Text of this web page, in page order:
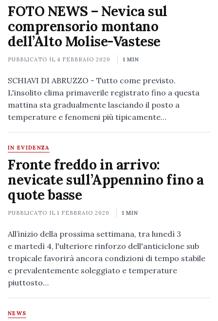
FOTO NEWS – Nevica sul
comprensorio montano
dell’Alto Molise-Vastese
PUBBLICATO IL4 FEBBRAIO 2020 1 MIN
SCHIAVI DI ABRUZZO - Tutto come previsto.
L'insolito clima primaverile registrato fino a questa
mattina sta gradualmente lasciando il posto a
temperature e fenomeni più tipicamente…
IN EVIDENZA
Fronte freddo in arrivo:
nevicate sull’Appennino fino a
quote basse
PUBBLICATO IL1 FEBBRAIO 2020 1 MIN
All’inizio della prossima settimana, tra lunedì 3
e martedì 4, l'ulteriore rinforzo dell'anticiclone sub
tropicale favorirà ancora condizioni di tempo stabile
e prevalentemente soleggiato e temperature
piuttosto…
NEWS